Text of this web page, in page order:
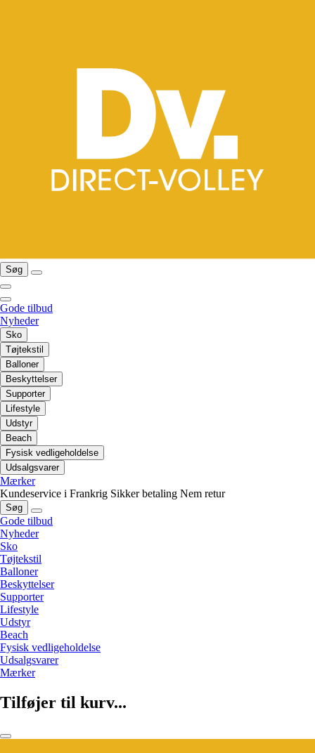
Søg
Gode tilbud
Nyheder
Sko
Tøjtekstil
Balloner
Beskyttelser
Supporter
Lifestyle
Udstyr
Beach
Fysisk vedligeholdelse
Udsalgsvarer
Mærker
Kundeservice i Frankrig Sikker betaling Nem retur
Søg
Gode tilbud
Nyheder
Sko
Tøjtekstil
Balloner
Beskyttelser
Supporter
Lifestyle
Udstyr
Beach
Fysisk vedligeholdelse
Udsalgsvarer
Mærker
Tilføjer til kurv...